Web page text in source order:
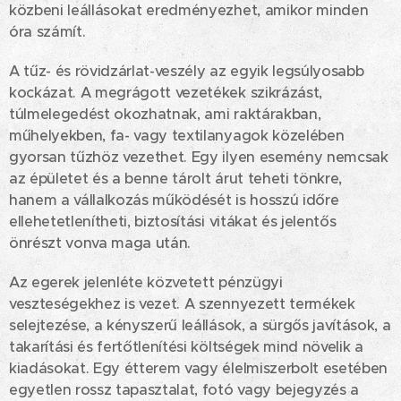
közbeni leállásokat eredményezhet, amikor minden
óra számít.
A tűz- és rövidzárlat-veszély az egyik legsúlyosabb
kockázat. A megrágott vezetékek szikrázást,
túlmelegedést okozhatnak, ami raktárakban,
műhelyekben, fa- vagy textilanyagok közelében
gyorsan tűzhöz vezethet. Egy ilyen esemény nemcsak
az épületet és a benne tárolt árut teheti tönkre,
hanem a vállalkozás működését is hosszú időre
ellehetetlenítheti, biztosítási vitákat és jelentős
önrészt vonva maga után.
Az egerek jelenléte közvetett pénzügyi
veszteségekhez is vezet. A szennyezett termékek
selejtezése, a kényszerű leállások, a sürgős javítások, a
takarítási és fertőtlenítési költségek mind növelik a
kiadásokat. Egy étterem vagy élelmiszerbolt esetében
egyetlen rossz tapasztalat, fotó vagy bejegyzés a